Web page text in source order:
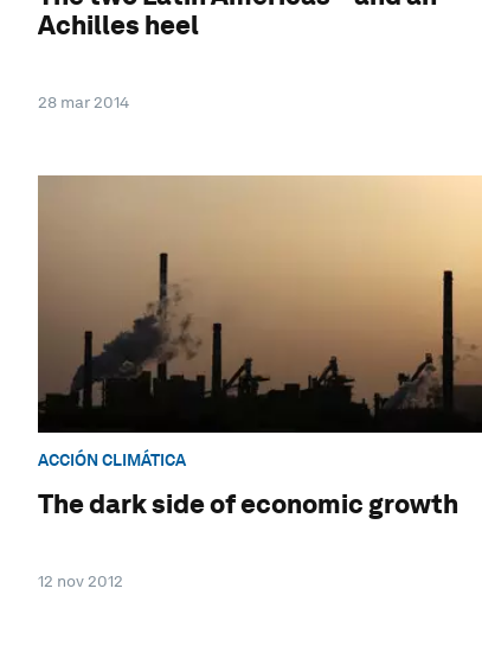
Achilles heel
28 mar 2014
ACCIÓN CLIMÁTICA
The dark side of economic growth
12 nov 2012